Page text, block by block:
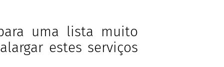
uma lista muito
estes serviços